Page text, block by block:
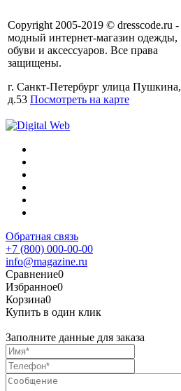
Copyright 2005-2019 © dresscode.ru -
модный интернет-магазин одежды,
обуви и аксессуаров. Все права
защищены.
г. Санкт-Петербург улица Пушкина,
д.53 Посмотреть на карте
Обратная связь
+7 (800) 000-00-00
info@magazine.ru
Сравнение0
Избранное0
Корзина0
Купить в один клик
Заполните данные для заказа